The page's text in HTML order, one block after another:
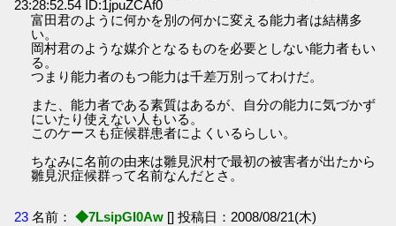
23:28:52.54 ID:1jpuZCAf0
富田君のように何かを別の何かに変える能力者は結構多
い。
岡村君のような媒介となるものを必要としない能力者もい
る。
つまり能力者のもつ能力は千差万別ってわけだ。
また、能力者である素質はあるが、自分の能力に気づかず
にいたり使えない人もいる。
このケースも症候群患者によくいるらしい。
ちなみに名前の由来は雛見沢村で最初の被害者が出たから
雛見沢症候群って名前なんだとさ。
23 名前： ◆7LsipGI0Aw [] 投稿日：2008/08/21(木)